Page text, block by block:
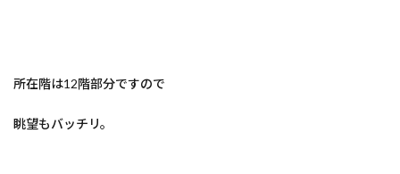
所在階は12階部分ですので
眺望もバッチリ。